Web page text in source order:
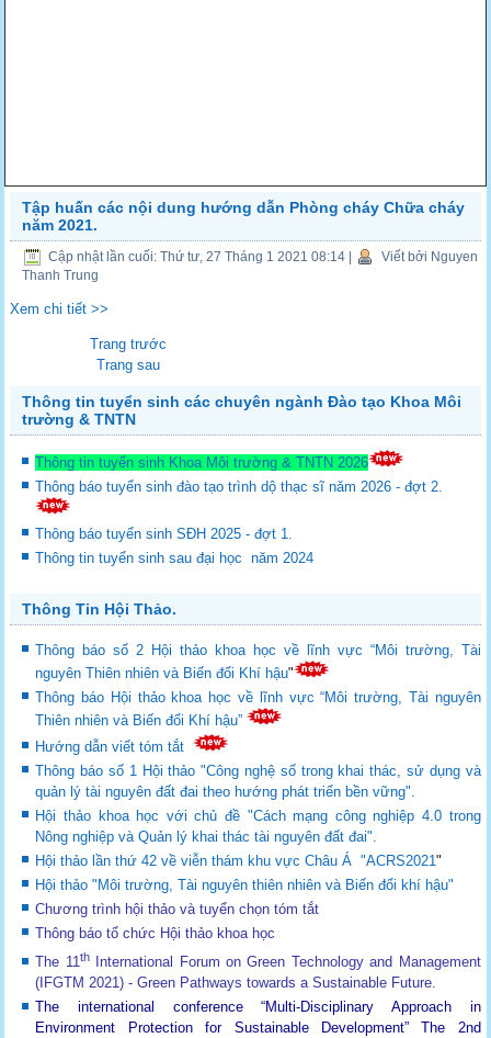
Tập huấn các nội dung hướng dẫn Phòng cháy Chữa cháy
năm 2021.
Cập nhật lần cuối: Thứ tư, 27 Tháng 1 2021 08:14
Viết bởi Nguyen
Thanh Trung
Xem chi tiết >>
Trang trước
Trang sau
Thông tin tuyển sinh các chuyên ngành Đào tạo Khoa Môi
trường & TNTN
Thông tin tuyển sinh Khoa Môi trường & TNTN 2026
Thông báo tuyển sinh đào tạo trình dộ thạc sĩ năm 2026 - đợt 2.
Thông báo tuyển sinh SĐH 2025 - đợt 1.
Thông tin tuyển sinh sau đại học năm 2024
Thông Tin Hội Thảo.
Thông báo số 2 Hội thảo khoa học về lĩnh vực “Môi trường, Tài
nguyên Thiên nhiên và Biến đổi Khí hậu"
Thông báo Hội thảo khoa học về lĩnh vực “Môi trường, Tài nguyên
Thiên nhiên và Biến đổi Khí hậu”
Hướng dẫn viết tóm tắt
Thông báo số 1 Hội thảo "Công nghệ số trong khai thác, sử dụng và
quản lý tài nguyên đất đai theo hướng phát triển bền vững".
Hội thảo khoa học với chủ đề "Cách mạng công nghiệp 4.0 trong
Nông nghiệp và Quản lý khai thác tài nguyên đất đai".
Hội thảo lần thứ 42 về viễn thám khu vực Châu Á "ACRS2021"
Hội thảo "Môi trường, Tài nguyên thiên nhiên và Biến đổi khí hậu"
Chương trình hội thảo và tuyển chọn tóm tắt
Thông báo tổ chức Hội thảo khoa học
The 11thInternational Forum on Green Technology and Management
(IFGTM 2021) - Green Pathways towards a Sustainable Future.
The international conference “Multi-Disciplinary Approach in
Environment Protection for Sustainable Development”The 2nd